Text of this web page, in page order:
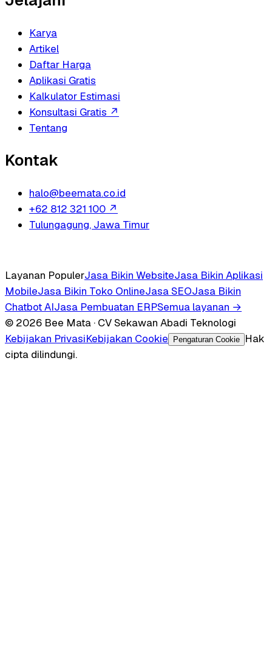
Karya
Artikel
Daftar Harga
Aplikasi Gratis
Kalkulator Estimasi
Konsultasi Gratis ↗
Tentang
Kontak
halo@beemata.co.id
+62 812 321 100 ↗
Tulungagung, Jawa Timur
Layanan PopulerJasa Bikin WebsiteJasa Bikin Aplikasi
MobileJasa Bikin Toko OnlineJasa SEOJasa Bikin
Chatbot AIJasa Pembuatan ERPSemua layanan →
© 2026 Bee Mata · CV Sekawan Abadi Teknologi
Kebijakan PrivasiKebijakan Cookie Pengaturan Cookie
Hak
cipta dilindungi.